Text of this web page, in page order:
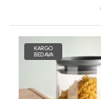
KARGO
BEDAVA